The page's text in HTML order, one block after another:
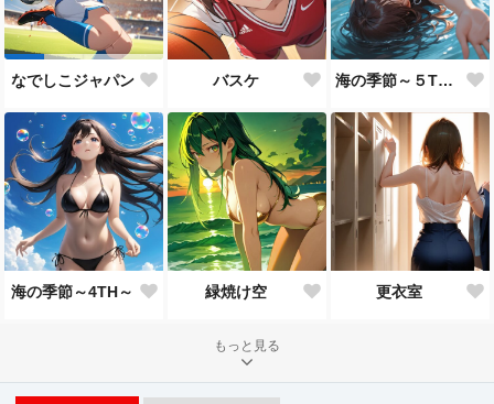
なでしこジャパン バスケ 海の季節～５TH～
海の季節～4TH～ 緑焼け空 更衣室
もっと見る